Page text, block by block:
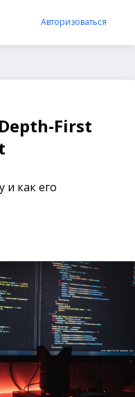
Авторизоваться
First
и как его